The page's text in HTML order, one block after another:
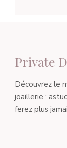
Private
Découvrez le
joaillerie :
ferez plus